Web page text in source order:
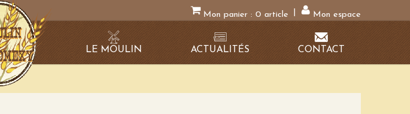
Mon panier : 0 article Mon espace
LE MOULIN ACTUALITÉS CONTACT